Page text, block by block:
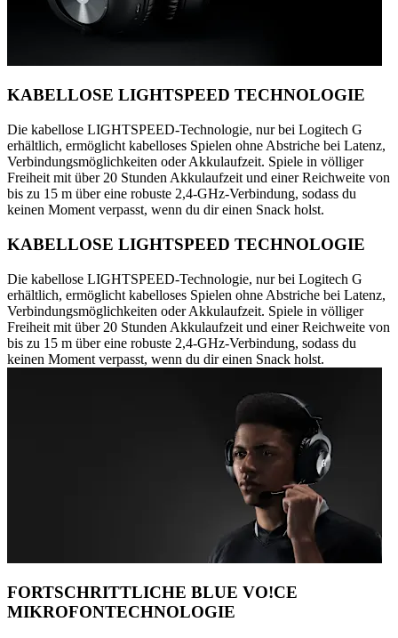
KABELLOSE LIGHTSPEED TECHNOLOGIE
Die kabellose LIGHTSPEED-Technologie, nur bei Logitech G
erhältlich, ermöglicht kabelloses Spielen ohne Abstriche bei Latenz,
Verbindungsmöglichkeiten oder Akkulaufzeit. Spiele in völliger
Freiheit mit über 20 Stunden Akkulaufzeit und einer Reichweite von
bis zu 15 m über eine robuste 2,4-GHz-Verbindung, sodass du
keinen Moment verpasst, wenn du dir einen Snack holst.
KABELLOSE LIGHTSPEED TECHNOLOGIE
Die kabellose LIGHTSPEED-Technologie, nur bei Logitech G
erhältlich, ermöglicht kabelloses Spielen ohne Abstriche bei Latenz,
Verbindungsmöglichkeiten oder Akkulaufzeit. Spiele in völliger
Freiheit mit über 20 Stunden Akkulaufzeit und einer Reichweite von
bis zu 15 m über eine robuste 2,4-GHz-Verbindung, sodass du
keinen Moment verpasst, wenn du dir einen Snack holst.
FORTSCHRITTLICHE BLUE VO!CE
MIKROFONTECHNOLOGIE